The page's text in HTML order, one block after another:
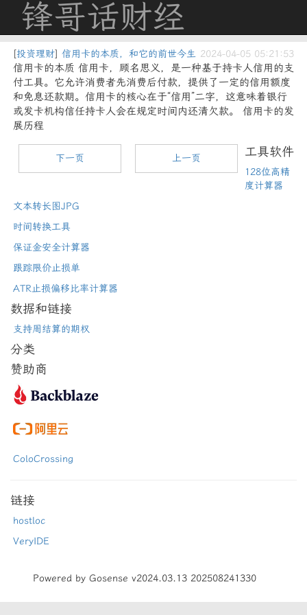
锋哥话财经
[投资理财] 信用卡的本质，和它的前世今生 2024-04-05 05:21:53
信用卡的本质 信用卡，顾名思义，是一种基于持卡人信用的支
付工具。它允许消费者先消费后付款，提供了一定的信用额度
和免息还款期。信用卡的核心在于“信用”二字，这意味着银行
或发卡机构信任持卡人会在规定时间内还清欠款。 信用卡的发
展历程
下一页 上一页 工具软件
128位高精
度计算器
文本转长图JPG
时间转换工具
保证金安全计算器
跟踪限价止损单
ATR止损偏移比率计算器
数据和链接
支持周结算的期权
分类
赞助商
ColoCrossing
链接
hostloc
VeryIDE
Powered by Gosense v2024.03.13 202508241330